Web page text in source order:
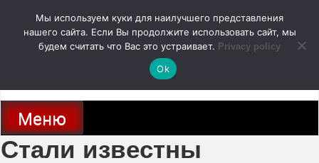
содержимому
autodoc24.ru
Новости про современные автомобили и не только, новинки зарубежного
и отечественного автопрома
Меню
Стали известны
Мы используем куки для наилучшего представления
нашего сайта. Если Вы продолжите использовать сайт, мы
будем считать что Вас это устраивает. Privacy policy
Ok